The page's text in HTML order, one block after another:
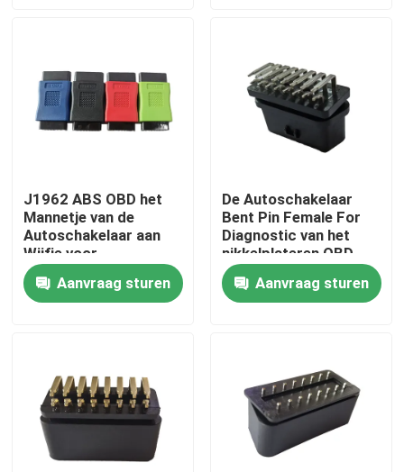
Fabrieksreis
Contacteer ons
Verzoek om een Citaat
OBD2 schakelaarkabel
OBD2 uitbreidingskabel
J1962 ABS OBD het
Mannetje van de
Autoschakelaar aan
Wijfje voor
Diagnostische test
Aanvraag sturen
De Autoschakelaar
Bent Pin Female For
Diagnostic van het
nikkelplateren OBD
Aanvraag sturen